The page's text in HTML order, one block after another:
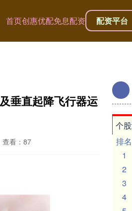
首页创惠优配免息配资 配资平台
垂直起降飞行器运
查看：87
个
排名
1
2
3
4